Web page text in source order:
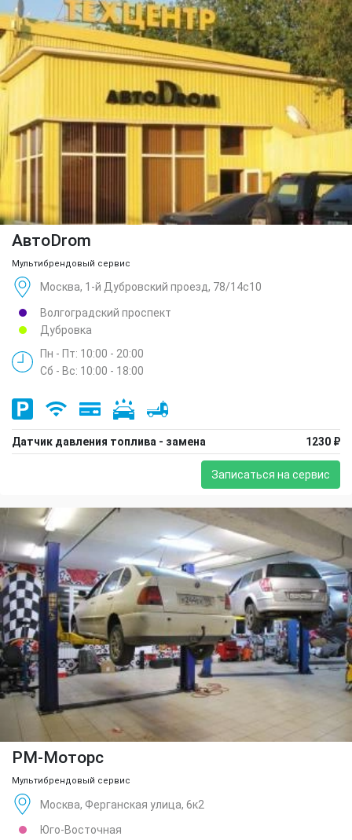
АвтоDrom
Мультибрендовый сервис
Москва, 1-й Дубровский проезд, 78/14с10
Волгоградский проспект
Дубровка
Пн - Пт: 10:00 - 20:00
Сб - Вс: 10:00 - 18:00
Датчик давления топлива - замена 1230 ₽
Записаться на сервис
РМ-Моторс
Мультибрендовый сервис
Москва, Ферганская улица, 6к2
Юго-Восточная